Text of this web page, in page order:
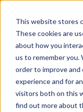
This website stores
These cookies are
about how you
us to remember you.
order to improve
experience and for
visitors both on this
find out more about
Home / Es / Blog / Cto Ai